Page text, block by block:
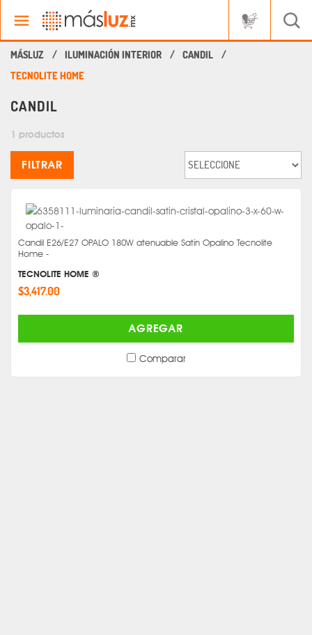
ILUMINACIÓN INTERIOR
CANDIL
TECNOLITE HOME
CANDIL
1 productos
FILTRAR
Candil E26/E27 OPALO 180W atenuable Satín Opalino Tecnolite
Home -
TECNOLITE HOME ®
$3,417.00
AGREGAR
Comparar